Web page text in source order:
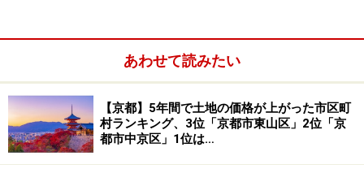
歳
3歳～就
学前
その他
所
得
制
対象
所
得
対象
あわせて読みたい
【京都】5年間で土地の価格が上がった市区町
村ランキング、3位「京都市東山区」2位「京
都市中京区」1位は…